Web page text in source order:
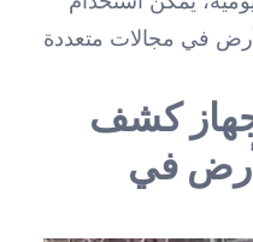
في مجالات متعددة
جهاز كشف
في